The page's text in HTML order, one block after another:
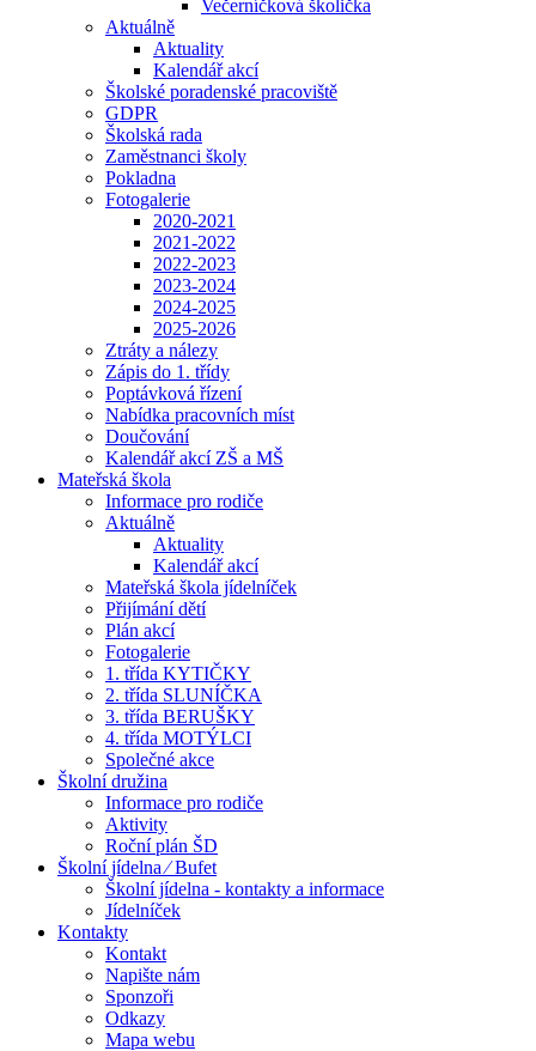
Večerníčková školička
Aktuálně
Aktuality
Kalendář akcí
Školské poradenské pracoviště
GDPR
Školská rada
Zaměstnanci školy
Pokladna
Fotogalerie
2020-2021
2021-2022
2022-2023
2023-2024
2024-2025
2025-2026
Ztráty a nálezy
Zápis do 1. třídy
Poptávková řízení
Nabídka pracovních míst
Doučování
Kalendář akcí ZŠ a MŠ
Mateřská škola
Informace pro rodiče
Aktuálně
Aktuality
Kalendář akcí
Mateřská škola jídelníček
Přijímání dětí
Plán akcí
Fotogalerie
1. třída KYTIČKY
2. třída SLUNÍČKA
3. třída BERUŠKY
4. třída MOTÝLCI
Společné akce
Školní družina
Informace pro rodiče
Aktivity
Roční plán ŠD
Školní jídelna ⁄ Bufet
Školní jídelna - kontakty a informace
Jídelníček
Kontakty
Kontakt
Napište nám
Sponzoři
Odkazy
Mapa webu